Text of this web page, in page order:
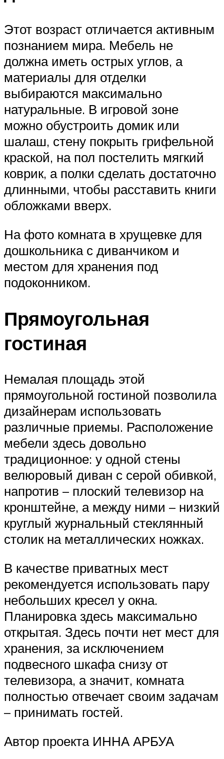
Этот возраст отличается активным
познанием мира. Мебель не
должна иметь острых углов, а
материалы для отделки
выбираются максимально
натуральные. В игровой зоне
можно обустроить домик или
шалаш, стену покрыть грифельной
краской, на пол постелить мягкий
коврик, а полки сделать достаточно
длинными, чтобы расставить книги
обложками вверх.
На фото комната в хрущевке для
дошкольника с диванчиком и
местом для хранения под
подоконником.
Прямоугольная
гостиная
Немалая площадь этой
прямоугольной гостиной позволила
дизайнерам использовать
различные приемы. Расположение
мебели здесь довольно
традиционное: у одной стены
велюровый диван с серой обивкой,
напротив – плоский телевизор на
кронштейне, а между ними – низкий
круглый журнальный стеклянный
столик на металлических ножках.
В качестве приватных мест
рекомендуется использовать пару
небольших кресел у окна.
Планировка здесь максимально
открытая. Здесь почти нет мест для
хранения, за исключением
подвесного шкафа снизу от
телевизора, а значит, комната
полностью отвечает своим задачам
– принимать гостей.
Автор проекта ИННА АРБУА